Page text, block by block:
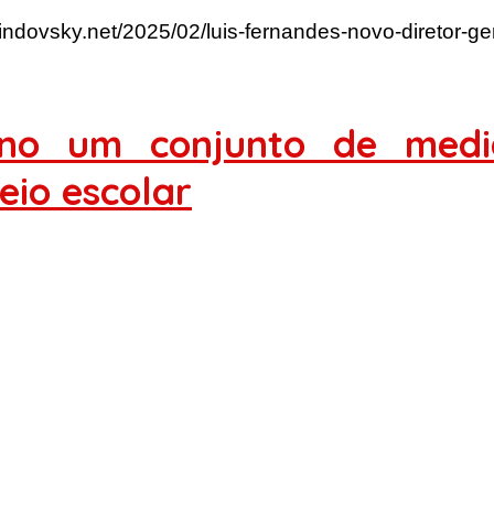
2025/02/luis-fernandes-novo-diretor-
um conjunto de
escolar